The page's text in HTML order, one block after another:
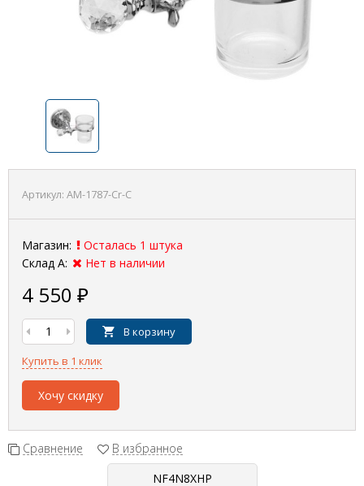
Артикул: AM-1787-Cr-C
Магазин:
Осталась 1 штука
Склад А:
Нет в наличии
4 550 ₽
В корзину
Купить в 1 клик
Хочу скидку
Сравнение В избранное